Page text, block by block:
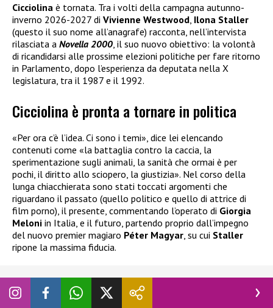
Cicciolina è tornata. Tra i volti della campagna autunno-
inverno 2026-2027 di Vivienne Westwood Ilona Staller
(questo il suo nome all’anagrafe) racconta, nell’intervista
rilasciata a Novella 2000 , il suo nuovo obiettivo: la volontà
di ricandidarsi alle prossime elezioni politiche per fare ritorno
in Parlamento, dopo l’esperienza da deputata nella X
legislatura, tra il 1987 e il 1992.
Cicciolina è pronta a tornare in politica
«Per ora c’è l’idea. Ci sono i temi», dice lei elencando
contenuti come «la battaglia contro la caccia, la
sperimentazione sugli animali, la sanità che ormai è per
pochi, il diritto allo sciopero, la giustizia». Nel corso della
lunga chiacchierata sono stati toccati argomenti che
riguardano il passato (quello politico e quello di attrice di
film porno), il presente, commentando l’operato di Giorgia
Meloni in Italia, e il futuro, partendo proprio dall’impegno
del nuovo premier magiaro Péter Magyar, su cui Staller
ripone la massima fiducia.